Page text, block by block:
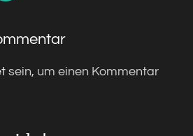
sein, um einen Kommentar